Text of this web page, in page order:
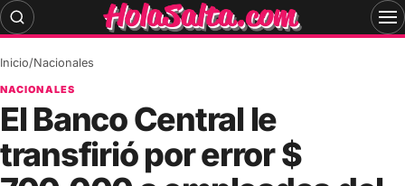
Skip
to
Inicio/Nacionales
NACIONALES
El Banco Central le
transfirió por error $